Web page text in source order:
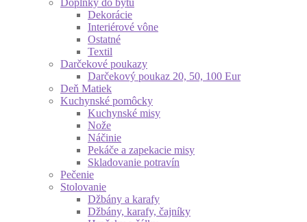
Dekorácie
Interiérové vône
Ostatné
Textil
Darčekové poukazy
Darčekový poukaz 20, 50, 100 Eur
Deň Matiek
Kuchynské pomôcky
Kuchynské misy
Nože
Náčinie
Pekáče a zapekacie misy
Skladovanie potravín
Pečenie
Stolovanie
Džbány a karafy
Džbány, karafy, čajníky